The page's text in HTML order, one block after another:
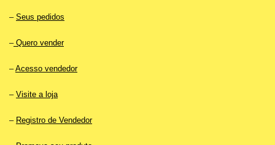
– Seus pedidos
–Quero vender
–Acesso vendedor
– Visite a loja
– Registro de Vendedor